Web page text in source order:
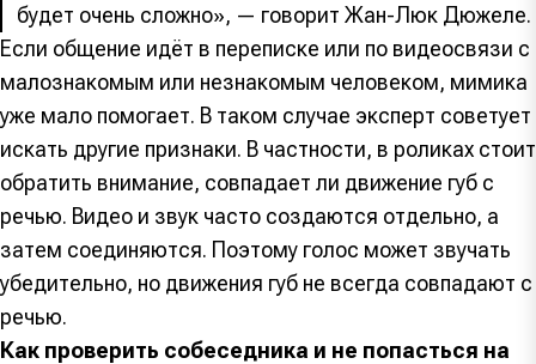
будет очень сложно», — говорит Жан-Люк Дюжеле.
Если общение идёт в переписке или по видеосвязи с
малознакомым или незнакомым человеком, мимика
уже мало помогает. В таком случае эксперт советует
искать другие признаки. В частности, в роликах стоит
обратить внимание, совпадает ли движение губ с
речью. Видео и звук часто создаются отдельно, а
затем соединяются. Поэтому голос может звучать
убедительно, но движения губ не всегда совпадают с
речью.
Как проверить собеседника и не попасться на